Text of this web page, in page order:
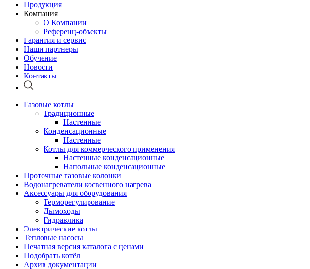
Продукция
Компания
О Компании
Референц-объекты
Гарантия и сервис
Наши партнеры
Обучение
Новости
Контакты
Газовые котлы
Традиционные
Настенные
Конденсационные
Настенные
Котлы для коммерческого применения
Настенные конденсационные
Напольные конденсационные
Проточные газовые колонки
Водонагреватели косвенного нагрева
Аксессуары для оборудования
Терморегулирование
Дымоходы
Гидравлика
Электрические котлы
Тепловые насосы
Печатная версия каталога с ценами
Подобрать котёл
Архив документации